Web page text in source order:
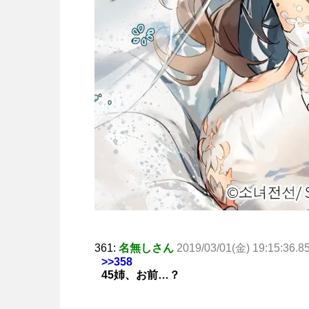
361: 名無しさん 2019/03/01(金)
>>358
45姉、お前…？